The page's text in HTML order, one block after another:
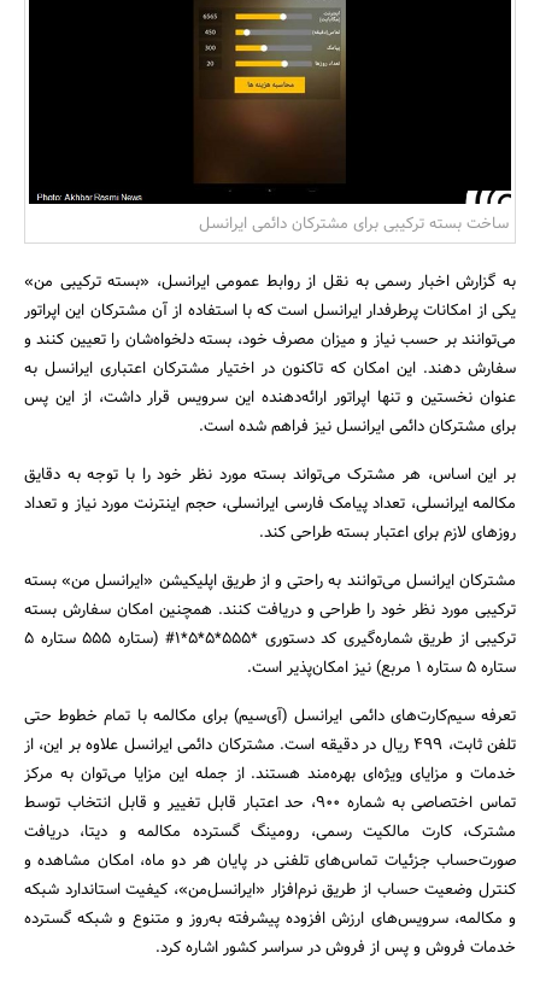
جستجو
ساخت بسته ترکیبی برای مشترکان دائمی ایرانسل
به گزارش اخبار رسمی به نقل از روابط عمومی ایرانسل، «بسته ترکیبی من»
یکی از امکانات پرطرفدار ایرانسل است که با استفاده از آن مشترکان این اپراتور
می‌توانند بر حسب نیاز و میزان مصرف خود، بسته دلخواه‌شان را تعیین کنند و
سفارش دهند. این امکان که تاکنون در اختیار مشترکان اعتباری ایرانسل به
عنوان نخستین و تنها اپراتور ارائه‌دهنده این سرویس قرار داشت، از این پس
برای مشترکان دائمی ایرانسل نیز فراهم شده است.
بر این اساس، هر مشترک می‌تواند بسته مورد نظر خود را با توجه به دقایق
مکالمه ایرانسلی، تعداد پیامک فارسی ایرانسلی، حجم اینترنت مورد نیاز و تعداد
روزهای لازم برای اعتبار بسته طراحی کند.
مشترکان ایرانسل می‌توانند به راحتی و از طریق اپلیکیشن «ایرانسل من» بسته
ترکیبی مورد نظر خود را طراحی و دریافت کنند. همچنین امکان سفارش بسته
ترکیبی از طریق شماره‌گیری کد دستوری *555*5*5*1# (ستاره 555 ستاره 5
ستاره 5 ستاره 1 مربع) نیز امکان‌پذیر است.
تعرفه سیم‌کارت‌های دائمی ایرانسل (آی‌سیم) برای مکالمه با تمام خطوط حتی
تلفن ثابت، 499 ریال در دقیقه است. مشترکان دائمی ایرانسل علاوه بر این، از
خدمات و مزایای ویژه‌ای بهره‌مند هستند. از جمله این مزایا می‌توان به مرکز
تماس اختصاصی به شماره 900، حد اعتبار قابل تغییر و قابل انتخاب توسط
مشترک، کارت مالکیت رسمی، رومینگ گسترده مکالمه و دیتا، دریافت
صورت‌حساب جزئیات تماس‌های تلفنی در پایان هر دو ماه، امکان مشاهده و
کنترل وضعیت حساب از طریق نرم‌افزار «ایرانسل‌من»، کیفیت استاندارد شبکه
و مکالمه، سرویس‌های ارزش افزوده پیشرفته به‌روز و متنوع و شبکه گسترده
خدمات فروش و پس از فروش در سراسر کشور اشاره کرد.